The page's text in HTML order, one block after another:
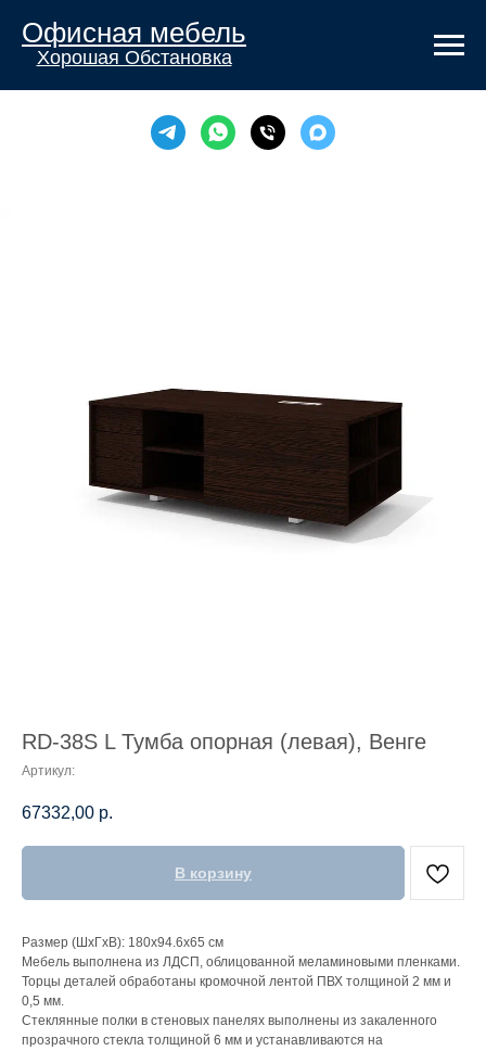
Офисная мебель
Хорошая Обстановка
RD-38S L Тумба опорная (левая), Венге
Артикул:
67332,00 р.
В корзину
Размер (ШхГхВ): 180х94.6х65 см
Мебель выполнена из ЛДСП, облицованной меламиновыми пленками.
Торцы деталей обработаны кромочной лентой ПВХ толщиной 2 мм и
0,5 мм.
Стеклянные полки в стеновых панелях выполнены из закаленного
прозрачного стекла толщиной 6 мм и устанавливаются на